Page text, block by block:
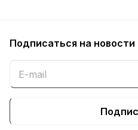
Подписаться на новости